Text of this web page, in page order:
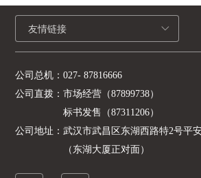
友情链接
公司总机：027- 87816666
公司直拨：市场经营（87899738）
标书发售（87311206）
公司地址：武汉市武昌区东湖西路特2号平
（东湖大厦正对面）